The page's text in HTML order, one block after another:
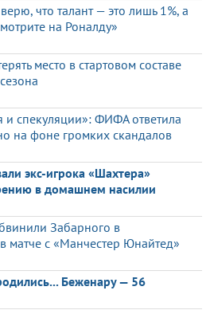
что талант — это лишь 1%, а
на Роналду»
место в стартовом составе
спекуляции»: ФИФА ответила
на фоне громких скандалов
экс-игрока «Шахтера»
в домашнем насилии
Забарного в
матче с «Манчестер Юнайтед»
Беженару — 56